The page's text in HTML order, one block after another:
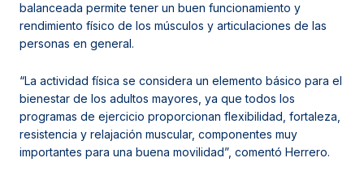
balanceada permite tener un buen funcionamiento y
rendimiento físico de los músculos y articulaciones de las
personas en general.
“La actividad física se considera un elemento básico para el
bienestar de los adultos mayores, ya que todos los
programas de ejercicio proporcionan flexibilidad, fortaleza,
resistencia y relajación muscular, componentes muy
importantes para una buena movilidad”, comentó Herrero.